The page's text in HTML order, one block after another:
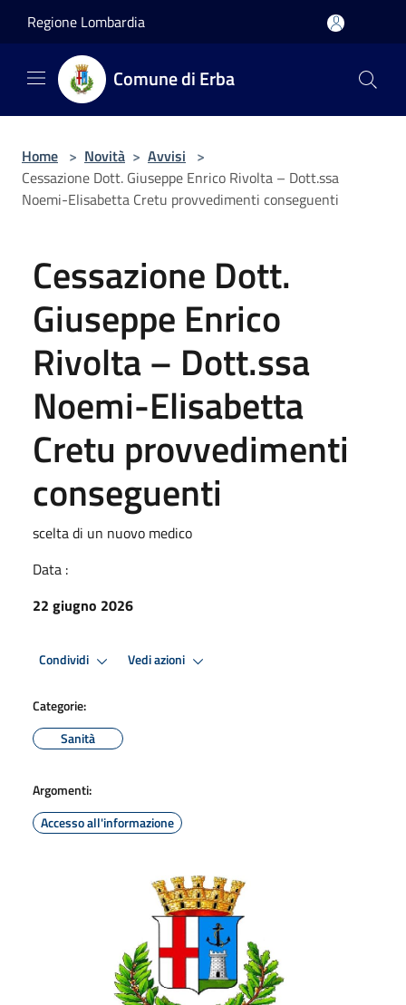
Regione Lombardia
Comune di Erba
Home > Novità > Avvisi >
Cessazione Dott. Giuseppe Enrico Rivolta – Dott.ssa
Noemi-Elisabetta Cretu provvedimenti conseguenti
Cessazione Dott.
Giuseppe Enrico
Rivolta – Dott.ssa
Noemi-Elisabetta
Cretu provvedimenti
conseguenti
scelta di un nuovo medico
Data :
22 giugno 2026
Condividi Vedi azioni
Categorie:
Sanità
Argomenti:
Accesso all'informazione